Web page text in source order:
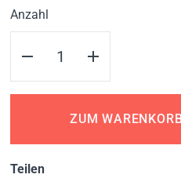
Anzahl
ZUM
Teilen